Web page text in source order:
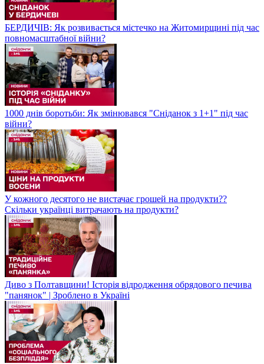
БЕРДИЧІВ: Як розвивається містечко на Житомирщині під час
повномасштабної війни?
1000 днів боротьби: Як змінювався "Сніданок з 1+1" під час
війни?
У кожного десятого не вистачає грошей на продукти??
Скільки українці витрачають на продукти?
Диво з Полтавщини! Історія відродження обрядового печива
"панянок" | Зроблено в Україні